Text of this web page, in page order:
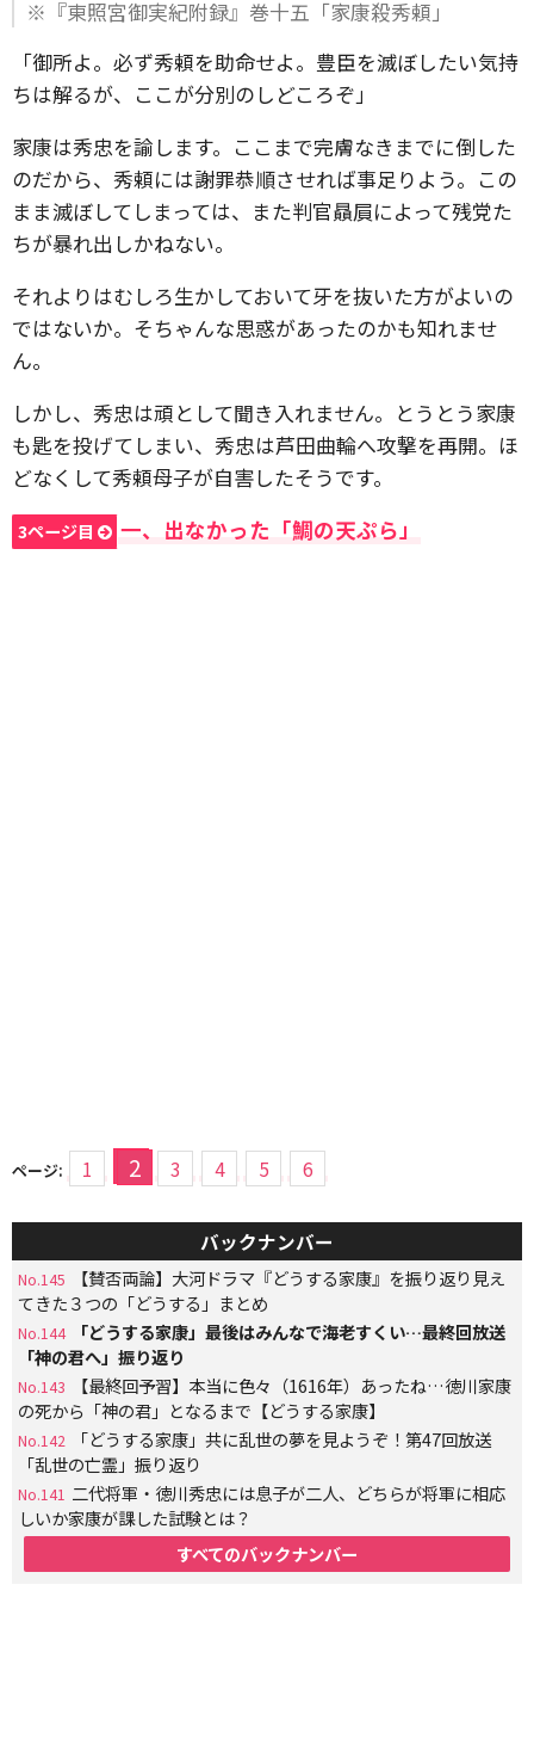
※『東照宮御実紀附録』巻十五「家康殺秀頼」
「御所よ。必ず秀頼を助命せよ。豊臣を滅ぼしたい気持
ちは解るが、ここが分別のしどころぞ」
家康は秀忠を諭します。ここまで完膚なきまでに倒した
のだから、秀頼には謝罪恭順させれば事足りよう。この
まま滅ぼしてしまっては、また判官贔屓によって残党た
ちが暴れ出しかねない。
それよりはむしろ生かしておいて牙を抜いた方がよいの
ではないか。そちゃんな思惑があったのかも知れませ
ん。
しかし、秀忠は頑として聞き入れません。とうとう家康
も匙を投げてしまい、秀忠は芦田曲輪へ攻撃を再開。ほ
どなくして秀頼母子が自害したそうです。
3ページ目 一、出なかった「鯛の天ぷら」
ページ: 1 2 3 4 5 6
バックナンバー
No.145
【賛否両論】大河ドラマ『どうする家康』を振り返り見え
てきた３つの「どうする」まとめ
No.144
「どうする家康」最後はみんなで海老すくい…最終回放送
「神の君へ」振り返り
No.143
【最終回予習】本当に色々（1616年）あったね…徳川家康
の死から「神の君」となるまで【どうする家康】
No.142
「どうする家康」共に乱世の夢を見ようぞ！第47回放送
「乱世の亡霊」振り返り
No.141 二代将軍・徳川秀忠には息子が二人、どちらが将軍に相応
しいか家康が課した試験とは？
すべてのバックナンバー